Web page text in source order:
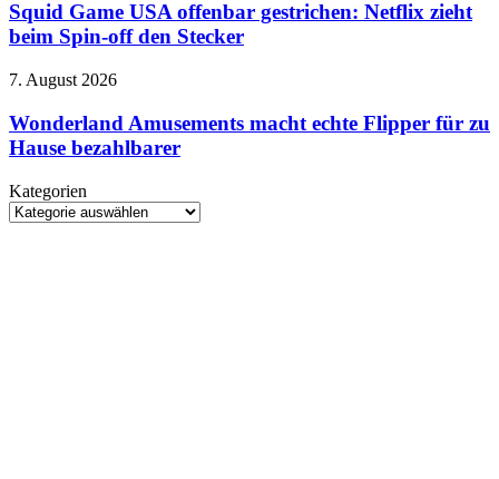
an
trägt
Prada
–
randaliert
wieder
im
USA
offenbar
gestrichen:
zieht
Spin-
off
Stecker
Squid Game USA offenbar gestrichen: Netflix zieht
beim Spin-off den Stecker
Wonderland
macht
echte
Flipper
zu
Hause
7. August 2026
Wonderland Amusements macht echte Flipper für zu
Hause bezahlbarer
Kategorien
Kategorien